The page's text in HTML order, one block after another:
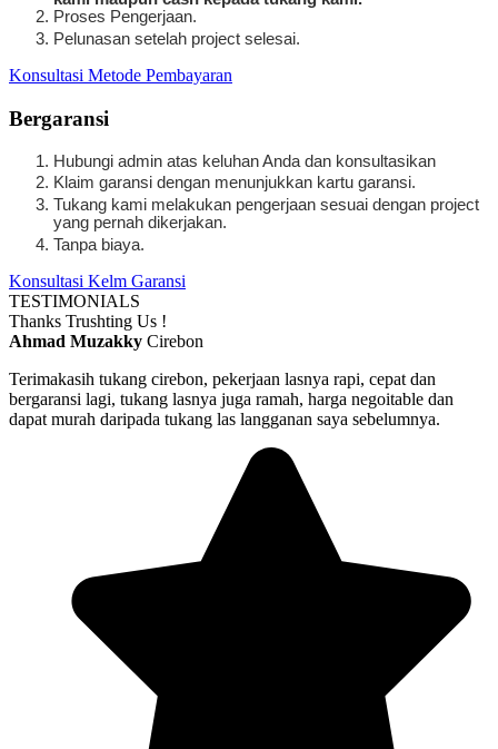
Proses Pengerjaan.
Pelunasan setelah project selesai.
Konsultasi Metode Pembayaran
Bergaransi
Hubungi admin atas keluhan Anda dan konsultasikan
Klaim garansi dengan menunjukkan kartu garansi.
Tukang kami melakukan pengerjaan sesuai dengan project
yang pernah dikerjakan.
Tanpa biaya.
Konsultasi Kelm Garansi
TESTIMONIALS
Thanks Trushting Us !
Ahmad Muzakky Cirebon
Terimakasih tukang cirebon, pekerjaan lasnya rapi, cepat dan
bergaransi lagi, tukang lasnya juga ramah, harga negoitable dan
dapat murah daripada tukang las langganan saya sebelumnya.